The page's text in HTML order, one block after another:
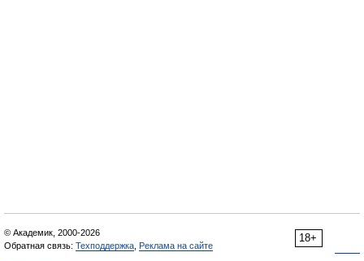
18+
© Академик, 2000-2026
Обратная связь: Техподдержка Реклама на сайте